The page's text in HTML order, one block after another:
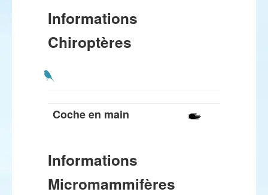
Informations
Chiroptères
Coche en main
Informations
Micromammifères